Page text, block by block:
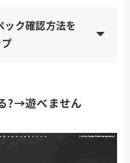
ック確認方法を
?→遊べません